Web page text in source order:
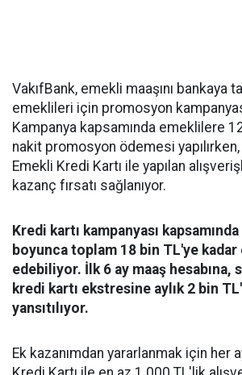
VakıfBank, emekli maaşını bankaya
emeklileri için promosyon
Kampanya kapsamında emeklilere
nakit promosyon ödemesi
Emekli Kredi Kartı ile yapılan
kazanç fırsatı sağlanıyor.
Kredi kartı kampanyası
boyunca toplam 18 bin TL'ye kadar
edebiliyor. İlk 6 ay maaş hesabına,
kredi kartı ekstresine aylık 2 bin
yansıtılıyor.
Ek kazanımdan yararlanmak için her